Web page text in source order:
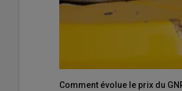
Comment évolue le prix du